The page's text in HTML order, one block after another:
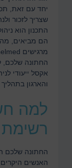
יחד עם זאת,
שצריך לזכור
התכנון הוא
הם מביאים,
החתונה שלכם,
אקסל ייעודי
והארגון
למה
רשימת
החתונה שלכם
האנשים